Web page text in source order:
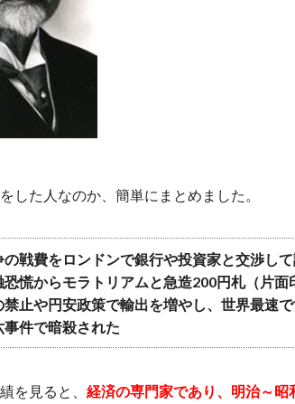
した人なのか、簡単にまとめました。
の戦費をロンドンで銀行や投資家と交渉し
恐慌からモラトリアムと急造200円札（片
禁止や円安政策で輸出を増やし、世界最速
事件で暗殺された
を見ると、 経済の専門家であり、明治～